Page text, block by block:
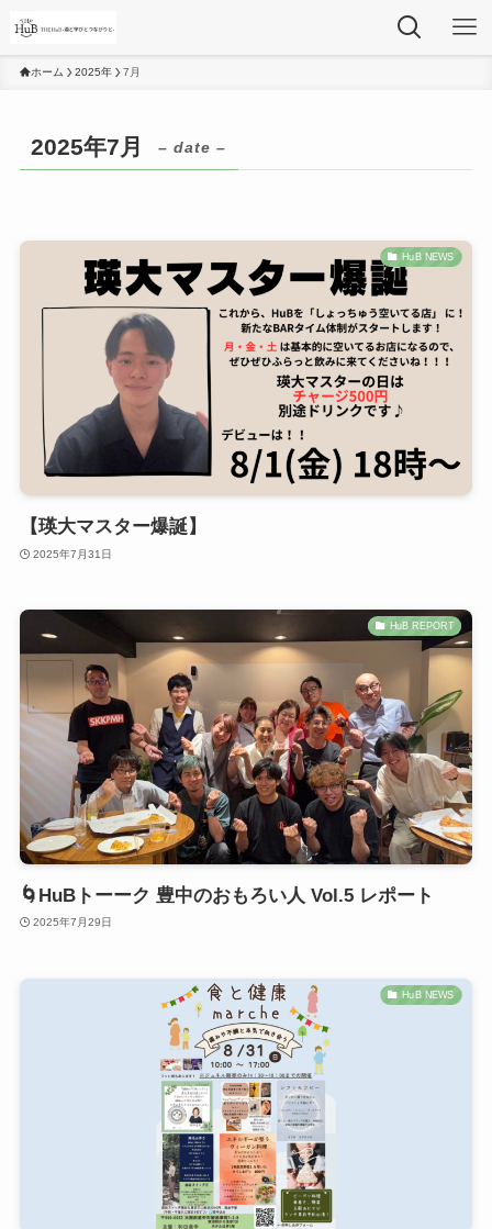
ホーム 2025年 7月
2025年7月 – date –
HuB NEWS
【瑛大マスター爆誕】
2025年7月31日
HuB REPORT
🌀HuBトーーク 豊中のおもろい人 Vol.5 レポート
2025年7月29日
HuB NEWS